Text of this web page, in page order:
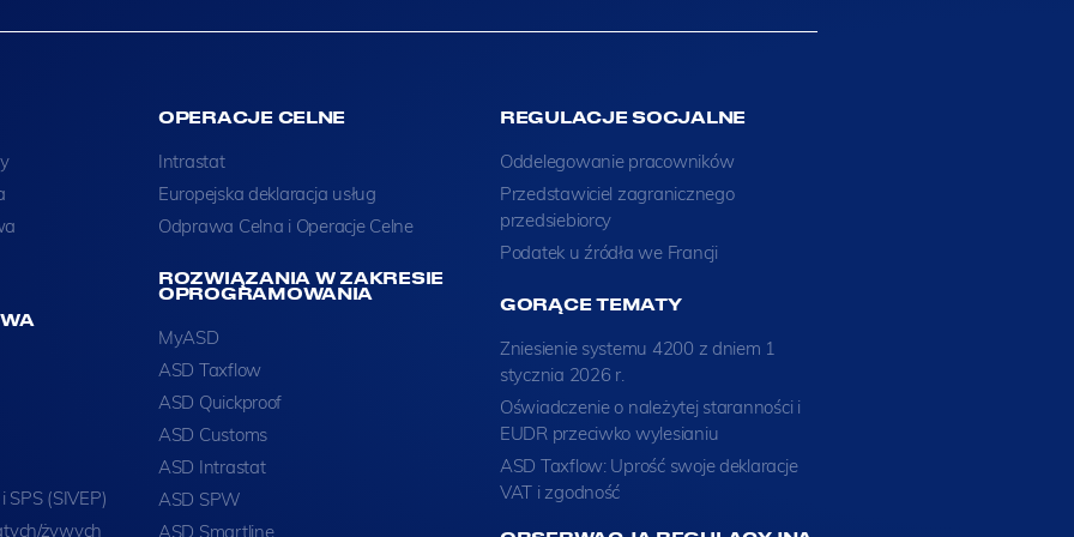
(SIVEP)
żywych
OPERACJE CELNE
Intrastat
Europejska deklaracja usług
Odprawa Celna i Operacje Celne
ROZWIĄZANIA W ZAKRESIE
OPROGRAMOWANIA
MyASD
ASD Taxflow
ASD Quickproof
ASD Customs
ASD Intrastat
ASD SPW
ASD Smartline
REGULACJE SOCJALNE
Oddelegowanie pracowników
Przedstawiciel zagranicznego
przedsiebiorcy
Podatek u źródła we Francji
GORĄCE TEMATY
Zniesienie systemu 4200 z dniem 1
stycznia 2026 r.
Oświadczenie o należytej staranności i
EUDR przeciwko wylesianiu
ASD Taxflow: Uprość swoje deklaracje
VAT i zgodność